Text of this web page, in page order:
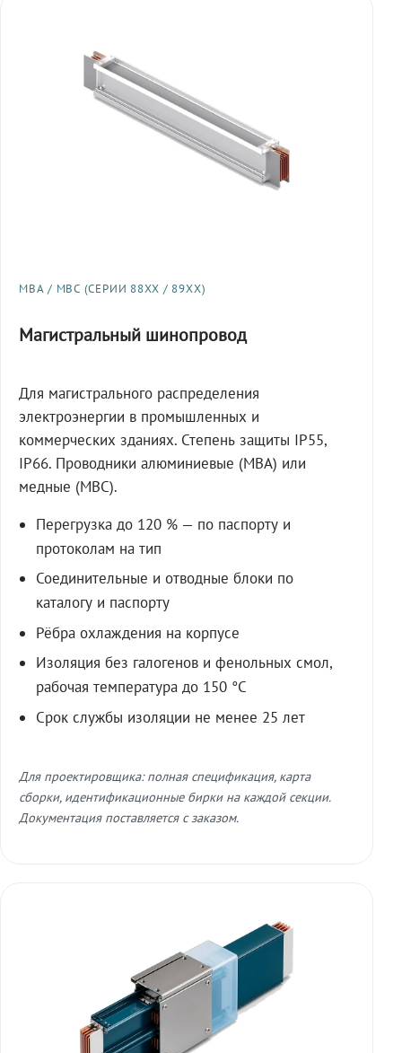
МВА / МВС (СЕРИИ 88XX / 89XX)
Магистральный шинопровод
Для магистрального распределения
электроэнергии в промышленных и
коммерческих зданиях. Степень защиты IP55,
IP66. Проводники алюминиевые (МВА) или
медные (МВС).
Перегрузка до 120 % — по паспорту и
протоколам на тип
Соединительные и отводные блоки по
каталогу и паспорту
Рёбра охлаждения на корпусе
Изоляция без галогенов и фенольных смол,
рабочая температура до 150 °C
Срок службы изоляции не менее 25 лет
Для проектировщика: полная спецификация, карта
сборки, идентификационные бирки на каждой секции.
Документация поставляется с заказом.